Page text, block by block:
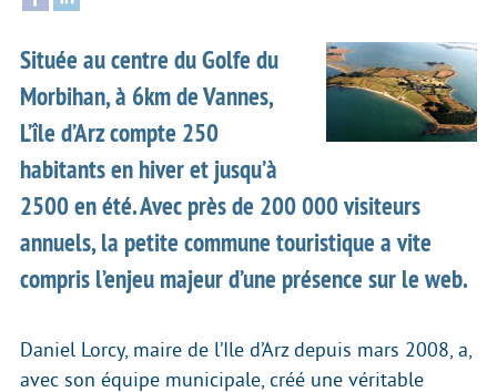
Située au centre du Golfe du
Morbihan, à 6km de Vannes,
L’île d’Arz compte 250
habitants en hiver et jusqu’à
2500 en été. Avec près de 200 000 visiteurs
annuels, la petite commune touristique a vite
compris l’enjeu majeur d’une présence sur le web.
Daniel Lorcy, maire de l’Ile d’Arz depuis mars 2008, a,
avec son équipe municipale, créé une véritable